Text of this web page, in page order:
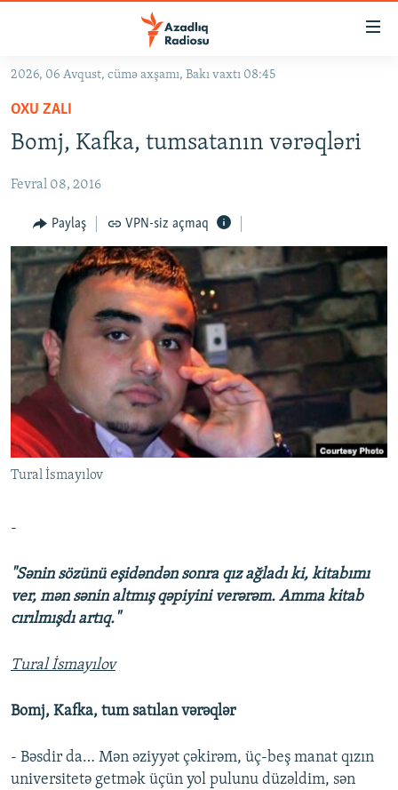
Əsas
qayıt
Əsas
naviqasiyaya
qayıt
KORRUPSIOMETR
#ƏSLINDƏ
FƏRQƏ BAX
QANUNI DOĞRU
ARAŞDIRMA
MULTIMEDIA
VIDEO
FOTOQALEREYA
İNFOQRAFIKA
KARIKATURA
RADIO ARXIV
OXU ZALI
AZƏRBAYCAN ƏDƏBIYYATI KITABXANASI
İSLAM VƏ DEMOKRATIYA
İZ - MƏDƏNIYYƏT PROQRAMI
HAQQIMIZDA
MISSIYAMIZ
PEŞƏ ETIKASI VƏ JURNALISTIKA STANDARTLARIMIZ
MATERIALLARIMIZDAN ISTIFADƏ
XƏBƏR BÜLLETENLƏRIMIZ
BIZI IZLƏ
2026, 06 Avqust, cümə axşamı, Bakı vaxtı 08:45
OXU ZALI
Bomj, Kafka, tumsatanın vərəqləri
Fevral 08, 2016
Paylaş VPN-siz açmaq
Tural İsmayılov
-
"Sənin sözünü eşidəndən sonra qız ağladı ki, kitabımı
ver, mən sənin altmış qəpiyini verərəm. Amma kitab
cırılmışdı artıq."
Tural İsmayılov
Bomj, Kafka, tum satılan vərəqlər
- Bəsdir da… Mən əziyyət çəkirəm, üç-beş manat qızın
universitetə getmək üçün yol pulunu düzəldim, sən